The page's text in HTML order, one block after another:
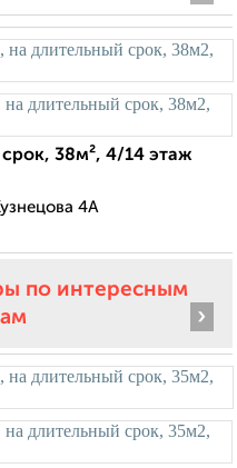
38м², 4/14 этаж
4А
по интересным
›